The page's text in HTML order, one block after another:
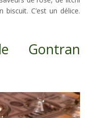
C’est un délice.
Gontran